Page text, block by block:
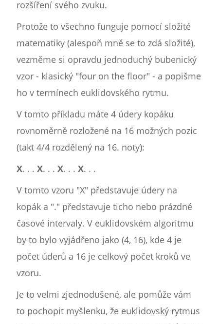
rozšíření svého zvuku.
Protože to všechno funguje pomocí složité
matematiky (alespoň mně se to zdá složité),
vezměme si opravdu jednoduchý bubenický
vzor - klasický "four on the floor" - a popišme
ho v termínech euklidovského rytmu.
V tomto příkladu máte 4 údery kopáku
rovnoměrně rozložené na 16 možných pozic
(takt 4/4 rozdělený na 16. noty):
X. . . X. . . X. . . X. . .
V tomto vzoru "X" představuje údery na
kopák a "." představuje ticho nebo prázdné
časové intervaly. V euklidovském algoritmu
by to bylo vyjádřeno jako (4, 16), kde 4 je
počet úderů a 16 je celkový počet kroků ve
vzoru.
Je to velmi zjednodušené, ale pomůže vám
to pochopit myšlenku, že euklidovský rytmus